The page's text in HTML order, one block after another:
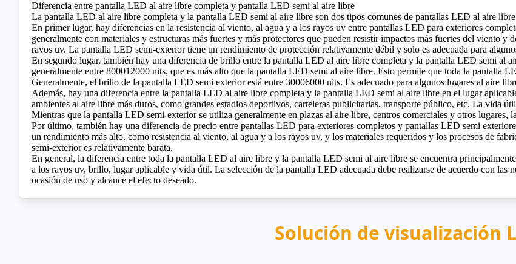
Diferencia entre pantalla LED al aire libre completa y pantalla LED semi al aire libre
La pantalla LED al aire libre completa y la pantalla LED semi al aire libre son dos tipos comunes de pantallas LED al aire
En primer lugar, hay diferencias en la resistencia al viento, al agua y a los rayos uv entre pantallas LED para exteriores
generalmente con materiales y estructuras más fuertes y más protectores que pueden resistir impactos más fuertes del viento
rayos uv. La pantalla LED semi-exterior tiene un rendimiento de protección relativamente débil y solo es adecuada para
En segundo lugar, también hay una diferencia de brillo entre la pantalla LED al aire libre completa y la pantalla LED semi al
generalmente entre 800012000 nits, que es más alto que la pantalla LED semi al aire libre. Esto permite que toda la pantalla
Generalmente, el brillo de la pantalla LED semi exterior está entre 30006000 nits. Es adecuado para algunos lugares al aire
Además, hay una diferencia entre la pantalla LED al aire libre completa y la pantalla LED semi al aire libre en el lugar
ambientes al aire libre más duros, como grandes estadios deportivos, carteleras publicitarias, transporte público, etc. La vida
Mientras que la pantalla LED semi-exterior se utiliza generalmente en plazas al aire libre, centros comerciales y otros lugares,
Por último, también hay una diferencia de precio entre pantallas LED para exteriores completos y pantallas LED semi
un rendimiento más alto, como resistencia al viento, al agua y a los rayos uv, y los materiales requeridos y los procesos de
semi-exterior es relativamente barata.
En general, la diferencia entre toda la pantalla LED al aire libre y la pantalla LED semi al aire libre se encuentra
a los rayos uv, brillo, lugar aplicable y vida útil. La selección de la pantalla LED adecuada debe realizarse de acuerdo con las
ocasión de uso y alcance el efecto deseado.
Solución de visualización